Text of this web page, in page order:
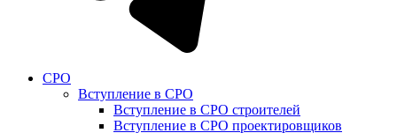
СРО
Вступление в СРО
Вступление в СРО строителей
Вступление в СРО проектировщиков